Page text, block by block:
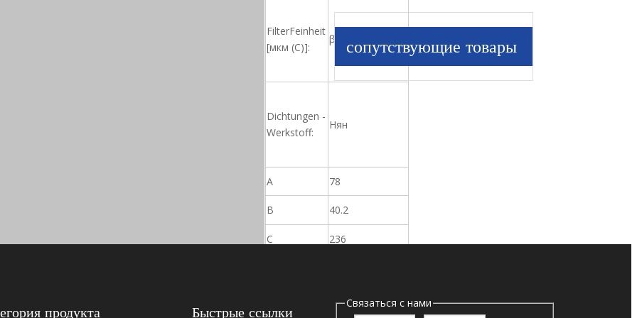
FilterFeinheit
[мкм (C)]:
β12 = 1000
Dichtungen -
Werkstoff:
Нян
A 78
B 40.2
C 236
сопутствующие товары
продукта Быстрые ссылки
Связаться с нами